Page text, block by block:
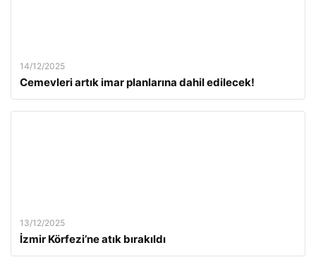
14/12/2025
Cemevleri artık imar planlarına dahil edilecek!
13/12/2025
İzmir Körfezi’ne atık bırakıldı